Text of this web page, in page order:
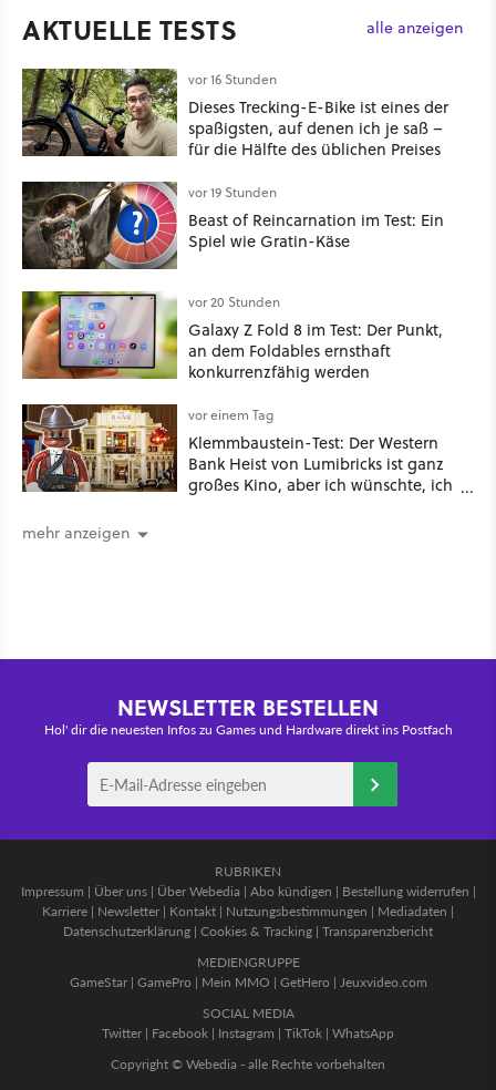
AKTUELLE TESTS alle anzeigen
vor 16 Stunden
Dieses Trecking-E-Bike ist eines der
spaßigsten, auf denen ich je saß –
für die Hälfte des üblichen Preises
vor 19 Stunden
Beast of Reincarnation im Test: Ein
Spiel wie Gratin-Käse
vor 20 Stunden
Galaxy Z Fold 8 im Test: Der Punkt,
an dem Foldables ernsthaft
konkurrenzfähig werden
vor einem Tag
Klemmbaustein-Test: Der Western
Bank Heist von Lumibricks ist ganz
großes Kino, aber ich wünschte, ich
mehr anzeigen
NEWSLETTER BESTELLEN
Hol' dir die neuesten Infos zu Games und Hardware direkt ins Postfach
RUBRIKEN
Impressum | Über uns| Über Webedia | Abo kündigen | Bestellung widerrufen |
Karriere | Newsletter | Kontakt | Nutzungsbestimmungen | Mediadaten |
Datenschutzerklärung | Cookies & Tracking | Transparenzbericht
MEDIENGRUPPE
GameStar| GamePro | Mein MMO | GetHero | Jeuxvideo.com
SOCIAL MEDIA
Twitter | Facebook | Instagram | TikTok | WhatsApp
Copyright © Webedia - alle Rechte vorbehalten